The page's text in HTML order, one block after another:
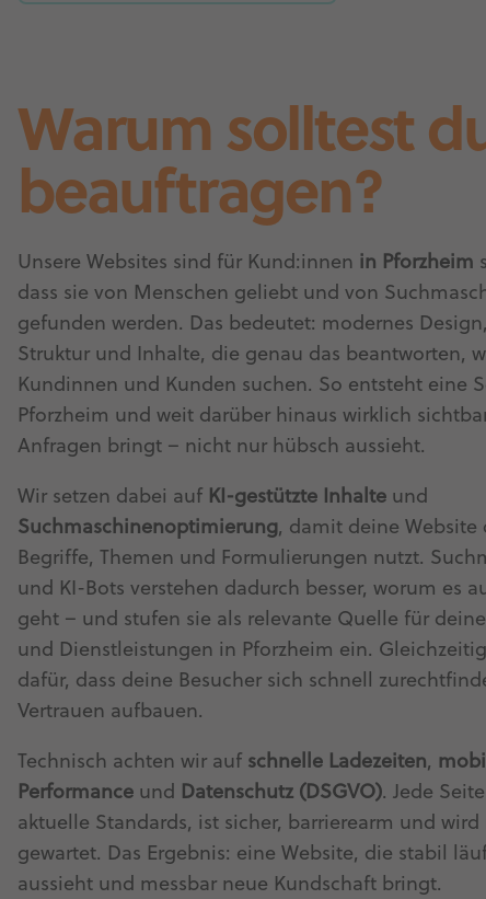
Warum solltest
beauftragen?
Unsere Websites sind für Kund:innen in Pforzheim
dass sie von Menschen geliebt und von
gefunden werden. Das bedeutet: modernes
Struktur und Inhalte, die genau das beantworten,
Kundinnen und Kunden suchen. So entsteht eine
Pforzheim und weit darüber hinaus wirklich
Anfragen bringt – nicht nur hübsch aussieht.
Wir setzen dabei auf KI-gestützte Inhalte und
Suchmaschinenoptimierung, damit deine Website
Begriffe, Themen und Formulierungen nutzt.
und KI-Bots verstehen dadurch besser, worum es
geht – und stufen sie als relevante Quelle für
und Dienstleistungen in Pforzheim ein.
dafür, dass deine Besucher sich schnell
Vertrauen aufbauen.
Technisch achten wir auf schnelle Ladezeiten,
Performance und Datenschutz (DSGVO). Jede
aktuelle Standards, ist sicher, barrierearm und
gewartet. Das Ergebnis: eine Website, die stabil
aussieht und messbar neue Kundschaft bringt.